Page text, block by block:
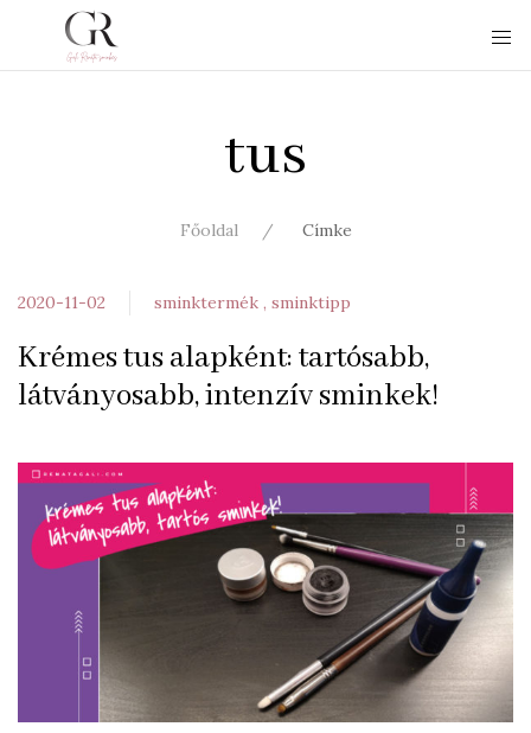
tus
Főoldal Címke
2020-11-02 sminktermék sminktipp
Krémes tus alapként: tartósabb,
látványosabb, intenzív sminkek!